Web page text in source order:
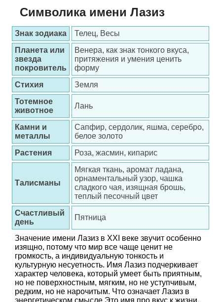
Символика имени Лазиз
Знак зодиака
Телец, Весы
Планета или
звезда
покровитель
Венера, как знак тонкого вкуса,
притяжения и умения ценить
форму
Стихия
Земля
Тотемное
животное
Лань
Камни и
металлы
Сапфир, сердолик, яшма, серебро,
белое золото
Растения
Роза, жасмин, кипарис
Талисманы
Мягкая ткань, аромат ладана,
орнаментальный узор, чашка
сладкого чая, изящная брошь,
теплый песочный цвет
Счастливый
день
Пятница
Значение имени Лазиз в XXI веке звучит особенно
изящно, потому что мир все чаще ценит не
громкость, а индивидуальную тонкость и
культурную несуетность. Имя Лазиз подчеркивает
характер человека, который умеет быть приятным,
но не поверхностным, мягким, но не уступчивым,
редким, но не нарочитым. Что означает Лазиз в
энергетическом смысле Это имя про вкус к жизни,